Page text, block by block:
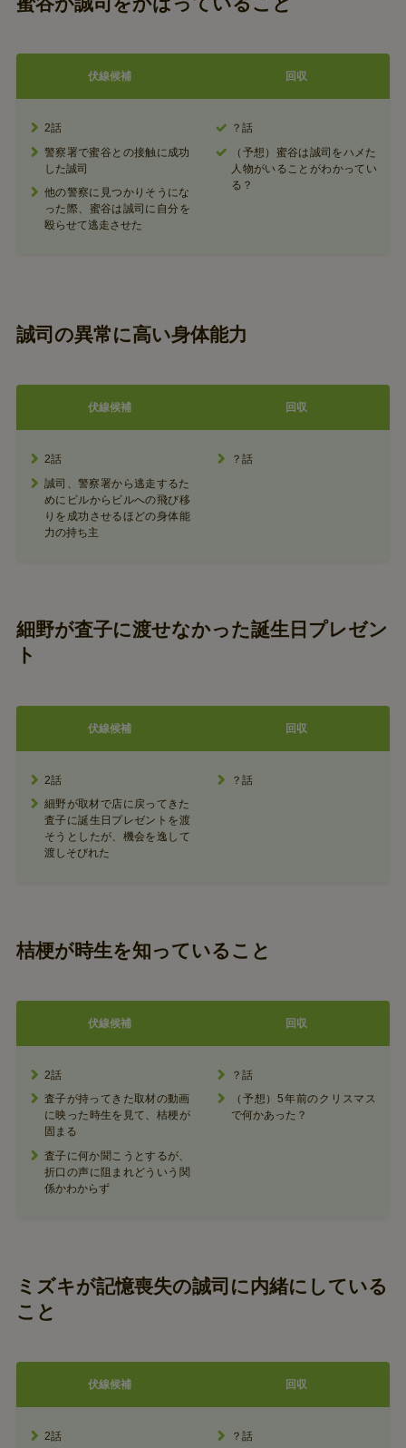
伏線候補 回収
2話
警察署で蜜谷との接触に成功
した誠司
他の警察に見つかりそうにな
った際、蜜谷は誠司に自分を
殴らせて逃走させた
？話
（予想）蜜谷は誠司をハメた
人物がいることがわかってい
る？
誠司の異常に高い身体能力
伏線候補 回収
2話
誠司、警察署から逃走するた
めにビルからビルへの飛び移
りを成功させるほどの身体能
力の持ち主
？話
細野が査子に渡せなかった誕生日プレゼン
ト
伏線候補 回収
2話
細野が取材で店に戻ってきた
査子に誕生日プレゼントを渡
そうとしたが、機会を逸して
渡しそびれた
？話
桔梗が時生を知っていること
伏線候補 回収
2話
査子が持ってきた取材の動画
に映った時生を見て、桔梗が
固まる
査子に何か聞こうとするが、
折口の声に阻まれどういう関
係かわからず
？話
（予想）5年前のクリスマス
で何かあった？
ミズキが記憶喪失の誠司に内緒にしている
こと
伏線候補 回収
2話 ？話